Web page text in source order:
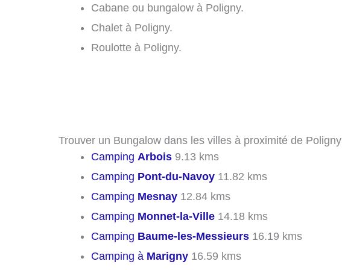
Cabane ou bungalow à Poligny.
Chalet à Poligny.
Roulotte à Poligny.
Trouver un Bungalow dans les villes à proximité de Poligny
Camping Arbois 9.13 kms
Camping Pont-du-Navoy 11.82 kms
Camping Mesnay 12.84 kms
Camping Monnet-la-Ville 14.18 kms
Camping Baume-les-Messieurs 16.19 kms
Camping à Marigny 16.59 kms